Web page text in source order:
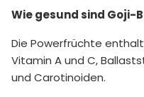
Wie gesund sind Goji-
Die Powerfrüchte
Vitamin A und C,
und Carotinoiden.